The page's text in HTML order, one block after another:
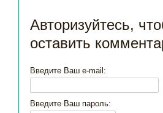
Авторизуйтесь,
оставить
Введите Ваш e-mail:
Введите Ваш пароль: